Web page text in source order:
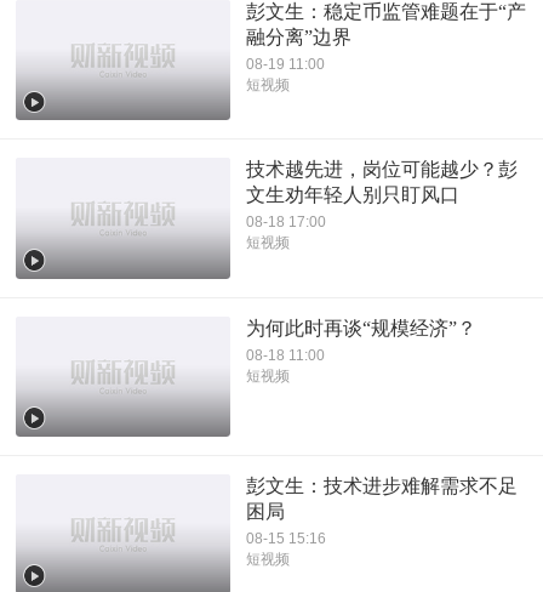
彭文生：稳定币监管难题在于“产
融分离”边界
08-19 11:00
短视频
技术越先进，岗位可能越少？彭
文生劝年轻人别只盯风口
08-18 17:00
短视频
为何此时再谈“规模经济”？
08-18 11:00
短视频
彭文生：技术进步难解需求不足
困局
08-15 15:16
短视频